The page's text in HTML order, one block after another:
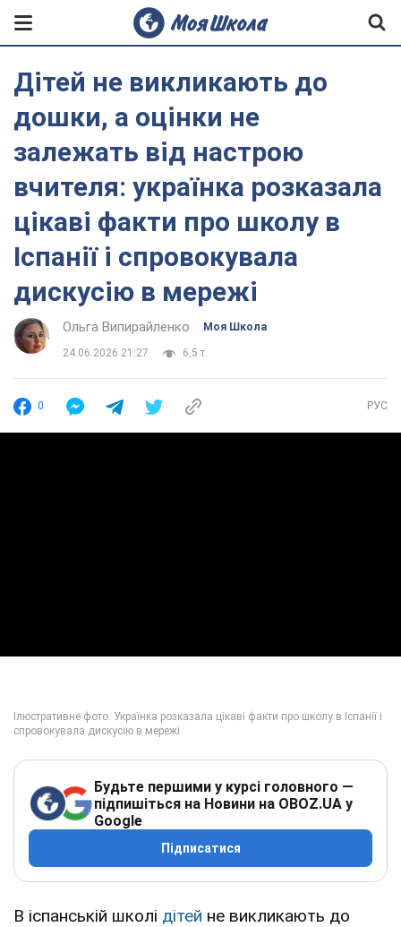
Дітей не викликають до
дошки, а оцінки не
залежать від настрою
вчителя: українка розказала
цікаві факти про школу в
Іспанії і спровокувала
дискусію в мережі
Ольга Випирайленко Моя Школа
24.06.2026 21:27 6,5 т.
0 РУС
Будьте першими у курсі головного —
підпишіться на Новини на OBOZ.UA у
Google
Підписатися
В іспанській школі дітей не викликають до